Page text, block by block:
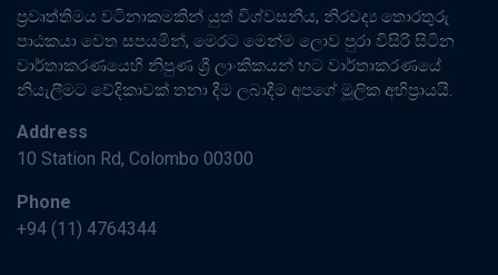
ප්‍රවෘත්තිමය වටිනාකමකින් යුත් විශ්වසනීය, නිරවද්‍ය තොරතුරු
පාඨකයා වෙත සපයමින්, මෙරට මෙන්ම ලොව පුරා විසිරි සිටින
වාර්තාකරණයෙහි නිපුණ ශ්‍රී ලාංකිකයන් හට වාර්තාකරණයේ
නියැලීමට වේදිකාවක් තනා දීම ලබාදීම අපගේ මූලික අභිප්‍රායයි.
Address
10 Station Rd, Colombo 00300
Phone
+94 (11) 4764344